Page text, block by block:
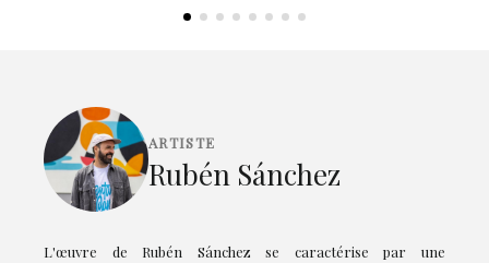
ARTISTE
Rubén Sánchez
L'œuvre de Rubén Sánchez se caractérise par une